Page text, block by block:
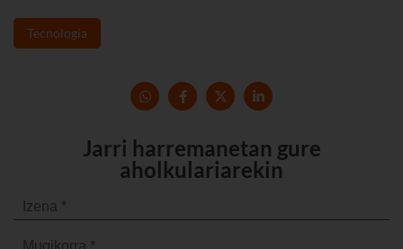
Tecnología
Jarri harremanetan gure
aholkulariarekin